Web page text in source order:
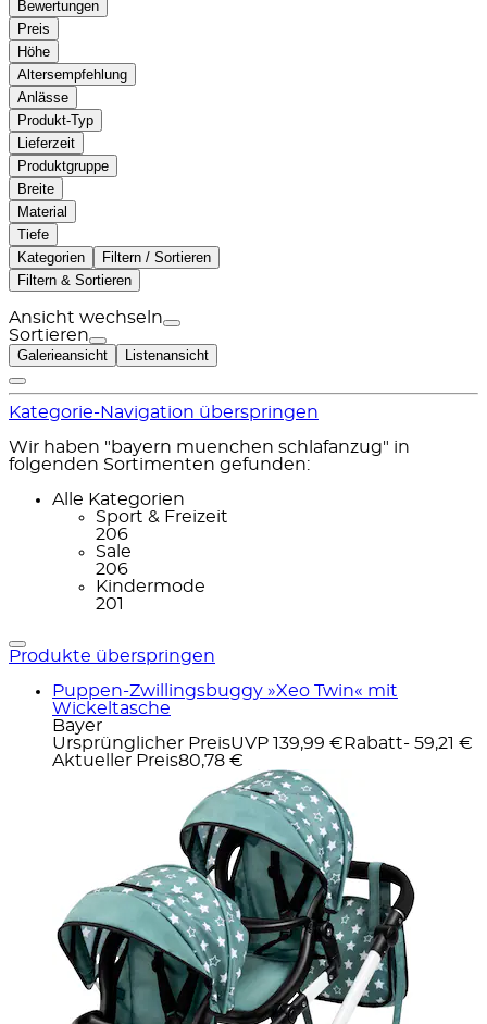
Bewertungen
Preis
Höhe
Altersempfehlung
Anlässe
Produkt-Typ
Lieferzeit
Produktgruppe
Breite
Material
Tiefe
Kategorien
Filtern / Sortieren
Filtern & Sortieren
Ansicht wechseln
Sortieren
Galerieansicht Listenansicht
Kategorie-Navigation überspringen
Wir haben "bayern muenchen schlafanzug" in
folgenden Sortimenten gefunden:
Alle Kategorien
Sport & Freizeit
206
Sale
206
Kindermode
201
Produkte überspringen
Puppen-Zwillingsbuggy »Xeo Twin« mit
Wickeltasche
Bayer
Ursprünglicher PreisUVP 139,99 € Rabatt- 59,21 €
Aktueller Preis80,78 €